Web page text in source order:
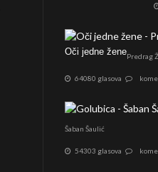
Oči jedne ženePredrag
64080 glasova
Šaban Šaulić
54303 glasova